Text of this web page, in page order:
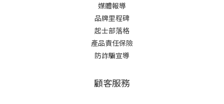
媒體報導
品牌里程碑
起士部落格
產品責任保險
防詐騙宣導
顧客服務